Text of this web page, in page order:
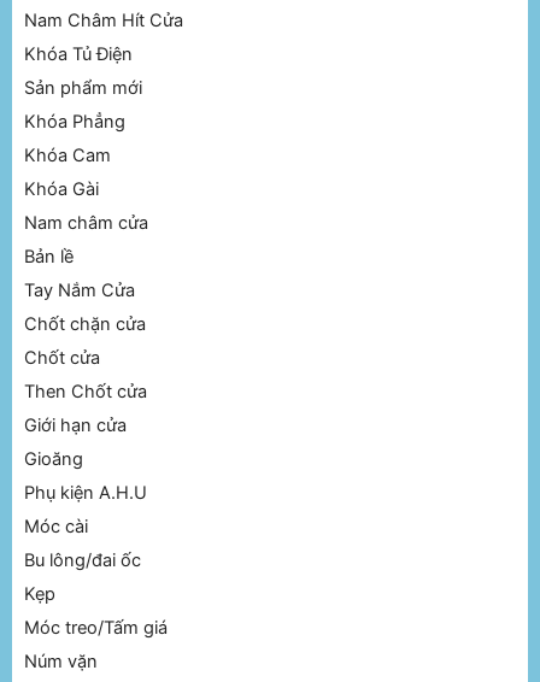
Nam Châm Hít Cửa
Khóa Tủ Điện
Sản phẩm mới
Khóa Phẳng
Khóa Cam
Khóa Gài
Nam châm cửa
Bản lề
Tay Nắm Cửa
Chốt chặn cửa
Chốt cửa
Then Chốt cửa
Giới hạn cửa
Gioăng
Phụ kiện A.H.U
Móc cài
Bu lông/đai ốc
Kẹp
Móc treo/Tấm giá
Núm vặn